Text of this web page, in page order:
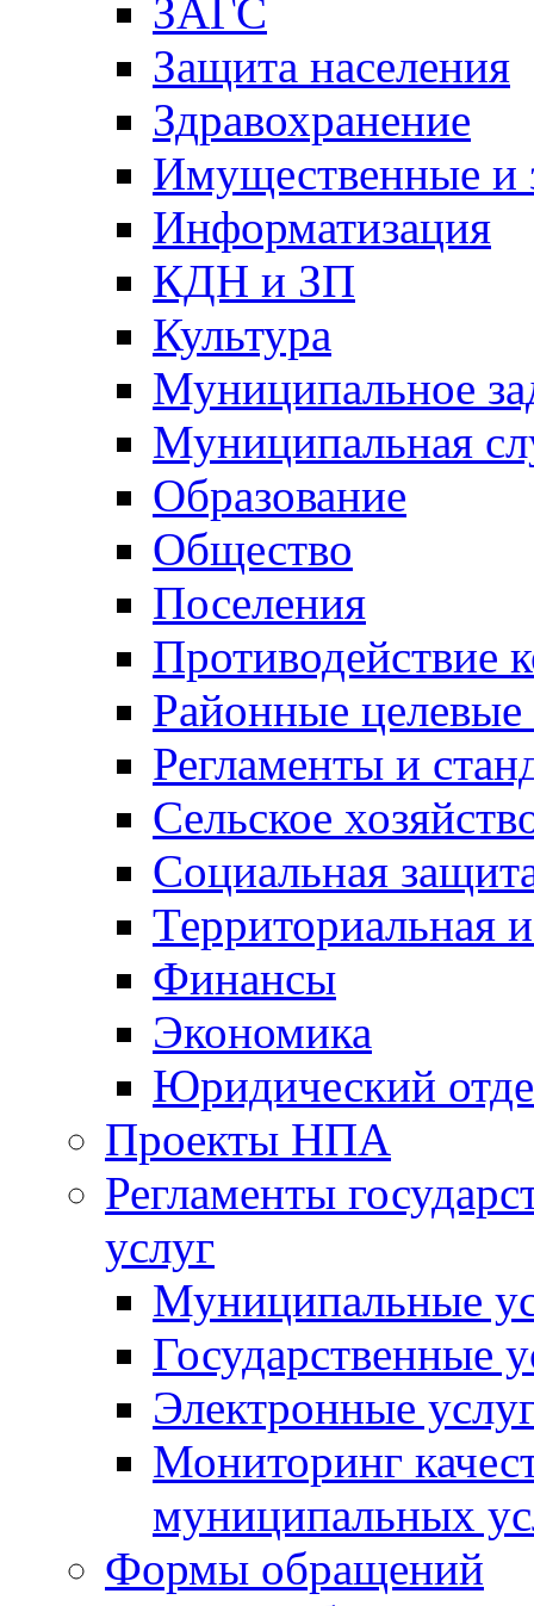
ЗАГС
Защита населения
Здравохранение
Имущественные и
Информатизация
КДН и ЗП
Культура
Муниципальное
Муниципальная
Образование
Общество
Поселения
Противодействие
Районные
Регламенты и
Сельское
Социальная
Территориальная
Финансы
Экономика
Юридический
Проекты НПА
Регламенты
услуг
Муниципальные
Государственные
Электронные
Мониторинг
муниципальных
Формы обращений